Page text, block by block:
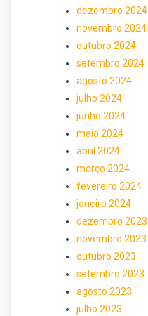
dezembro 2024
novembro 2024
outubro 2024
setembro 2024
agosto 2024
julho 2024
junho 2024
maio 2024
abril 2024
março 2024
fevereiro 2024
janeiro 2024
dezembro 2023
novembro 2023
outubro 2023
setembro 2023
agosto 2023
julho 2023